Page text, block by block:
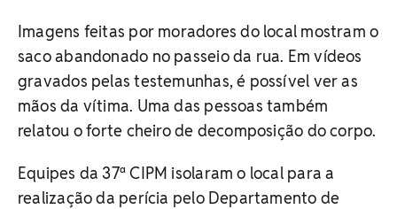
Imagens feitas por moradores do local mostram o
saco abandonado no passeio da rua. Em vídeos
gravados pelas testemunhas, é possível ver as
mãos da vítima. Uma das pessoas também
relatou o forte cheiro de decomposição do corpo.
Equipes da 37ª CIPM isolaram o local para a
realização da perícia pelo Departamento de